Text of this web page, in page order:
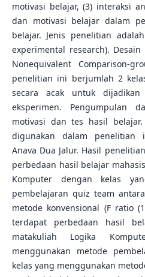
motivasi belajar, (3) interaksi
dan motivasi belajar dalam
belajar. Jenis penelitian
experimental research).
Nonequivalent Comparison-
penelitian ini berjumlah 2
secara acak untuk
eksperimen. Pengumpulan
motivasi dan tes hasil
digunakan dalam penelitian
Anava Dua Jalur. Hasil
perbedaan hasil belajar
Komputer dengan kelas
pembelajaran quiz team
metode konvensional (F ratio
terdapat perbedaan hasil
matakuliah Logika
menggunakan metode
kelas yang menggunakan